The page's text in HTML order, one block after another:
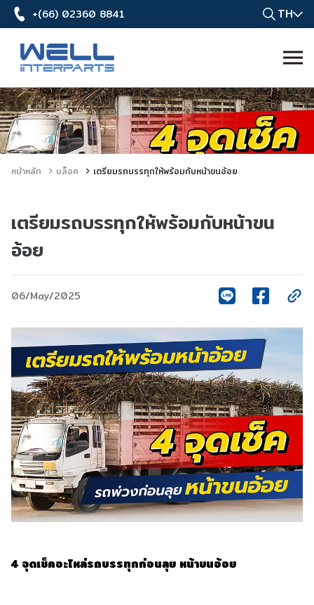
+(66) 02360 8841 TH
หน้าหลัก บล็อค เตรียมรถบรรทุกให้พร้อมกับหน้าขนอ้อย
เตรียมรถบรรทุกให้พร้อมกับหน้าขน
อ้อย
06/May/2025
4 จุดเช็คอะไหล่รถบรรทุกก่อนลุย หน้าขนอ้อย